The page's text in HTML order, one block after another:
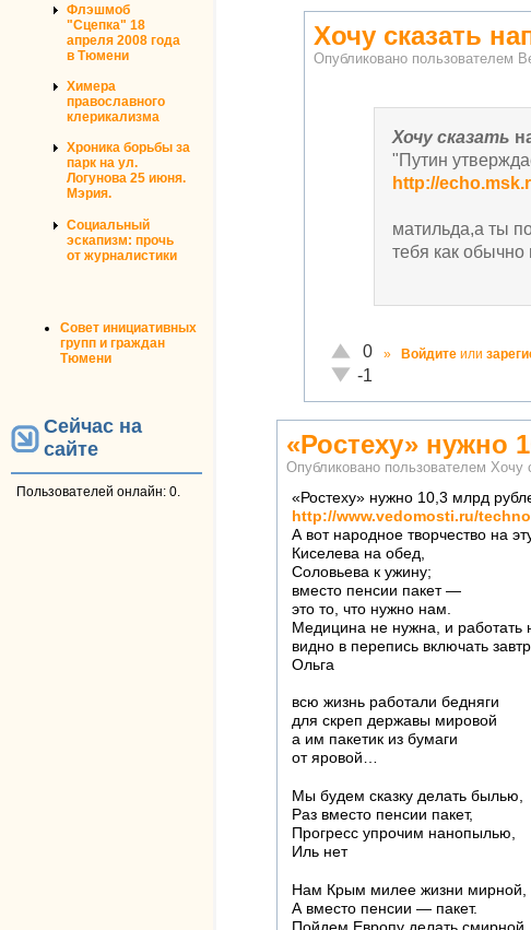
Флэшмоб
"Сцепка" 18
апреля 2008 года
в Тюмени
Химера
православного
клерикализма
Хроника борьбы за
парк на ул.
Логунова 25 июня.
Мэрия.
Социальный
эскапизм: прочь
от журналистики
Совет инициативных
групп и граждан
Тюмени
Сейчас на
сайте
Пользователей онлайн: 0.
Хочу сказать
Опубликовано пользователем
Хочу сказать
"Путин
http://
матильда,а ты
тебя как обычно
Отлично!
0
Неадекватно!
-1
» Войдите или
«Ростеху» нужно
Опубликовано пользователем Хочу
«Ростеху» нужно 10,3 млрд
http://www.vedomosti.ru/
А вот народное творчество на
Киселева на обед,
Соловьева к ужину;
вместо пенсии пакет —
это то, что нужно нам.
Медицина не нужна, и работать
видно в перепись включать
Ольга
всю жизнь работали бедняги
для скреп державы мировой
а им пакетик из бумаги
от яровой…
Мы будем сказку делать былью,
Раз вместо пенсии пакет,
Прогресс упрочим нанопылью,
Иль нет
Нам Крым милее жизни мирной,
А вместо пенсии — пакет.